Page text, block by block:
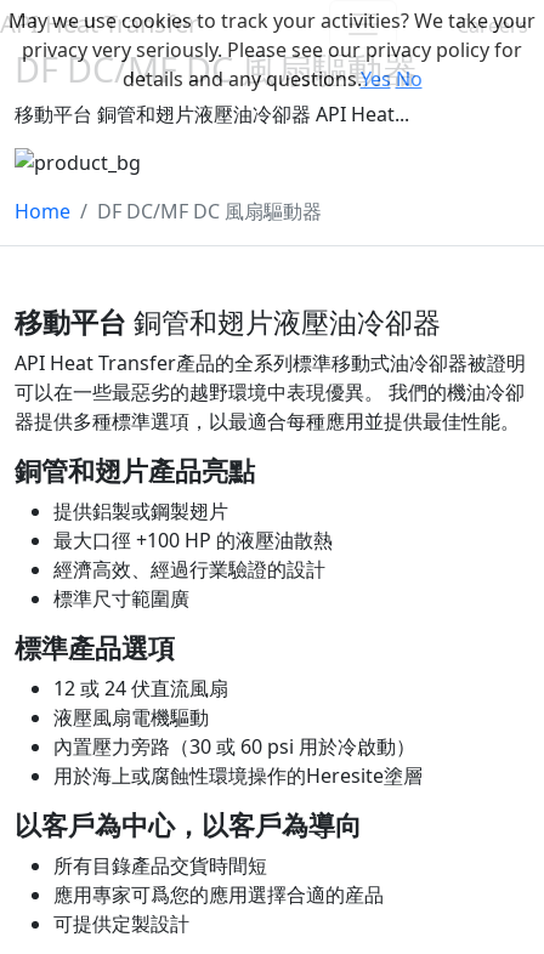
API Heat Transfer Careers
DF DC/MF DC 風扇驅動器
移動平台 銅管和翅片液壓油冷卻器 API Heat...
Home DF DC/MF DC 風扇驅動器
移動平台 銅管和翅片液壓油冷卻器
API Heat Transfer產品的全系列標準移動式油冷卻器被證明
可以在一些最惡劣的越野環境中表現優異。 我們的機油冷卻
器提供多種標準選項，以最適合每種應用並提供最佳性能。
銅管和翅片產品亮點
提供鋁製或鋼製翅片
最大口徑 +100 HP 的液壓油散熱
經濟高效、經過行業驗證的設計
標準尺寸範圍廣
標準產品選項
12 或 24 伏直流風扇
液壓風扇電機驅動
內置壓力旁路（30 或 60 psi 用於冷啟動）
用於海上或腐蝕性環境操作的Heresite塗層
以客戶為中心，以客戶為導向
所有目錄產品交貨時間短
應用專家可爲您的應用選擇合適的産品
可提供定製設計
May we use cookies to track your activities? We take your
privacy very seriously. Please see our privacy policy for
details and any questions.YesNo